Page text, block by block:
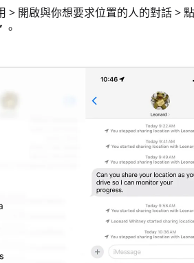
> 開啟與你想要求位置的人的對話 >
。